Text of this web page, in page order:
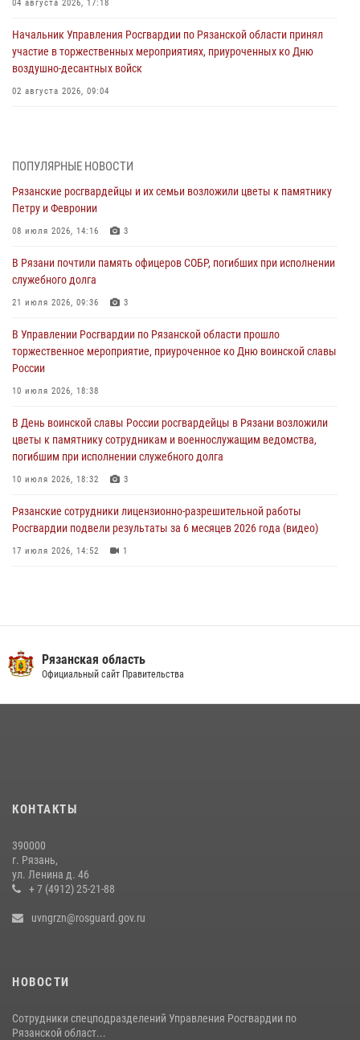
04 августа 2026, 17:18
Начальник Управления Росгвардии по Рязанской области принял
участие в торжественных мероприятиях, приуроченных ко Дню
воздушно-десантных войск
02 августа 2026, 09:04
Для детей рязанских росгвардейцев в историческом музее провели
экскурсию по экспозиции, посвящённой губернской эпохе
В Управлении Росгвардии по Рязанской области состоялось
награждение военнослужащих государственными наградами
Рязанским росгвардейцам провели лекции о Крещении Руси
гражданства Российской Федерации за нарушение
законодательства
27 июля 2026, 15:26
ПОПУЛЯРНЫЕ НОВОСТИ
Рязанские росгвардейцы и их семьи возложили цветы к памятнику
Петру и Февронии
08 июля 2026, 14:16 3
В Рязани почтили память офицеров СОБР, погибших при исполнении
служебного долга
21 июля 2026, 09:36 3
В Управлении Росгвардии по Рязанской области прошло
торжественное мероприятие, приуроченное ко Дню воинской славы
России
10 июля 2026, 18:38
В День воинской славы России росгвардейцы в Рязани возложили
цветы к памятнику сотрудникам и военнослужащим ведомства,
погибшим при исполнении служебного долга
10 июля 2026, 18:32 3
Рязанские сотрудники лицензионно-разрешительной работы
Росгвардии подвели результаты за 6 месяцев 2026 года (видео)
17 июля 2026, 14:52 1
Вневедомственная охрана подвела итоги деятельности
подразделений за первое полугодие 2026 года
рассказал о службе во вневедомственной охране
Рязанским росгвардейцам провели лекции о Крещении Руси
28 июля 2026, 09:22
Рязанская область
Официальный сайт Правительства
КОНТАКТЫ
390000
г. Рязань,
ул. Ленина д. 46
+ 7 (4912) 25-21-88
uvngrzn@rosguard.gov.ru
НОВОСТИ
Сотрудники спецподразделений Управления Росгвардии по
Рязанской област...